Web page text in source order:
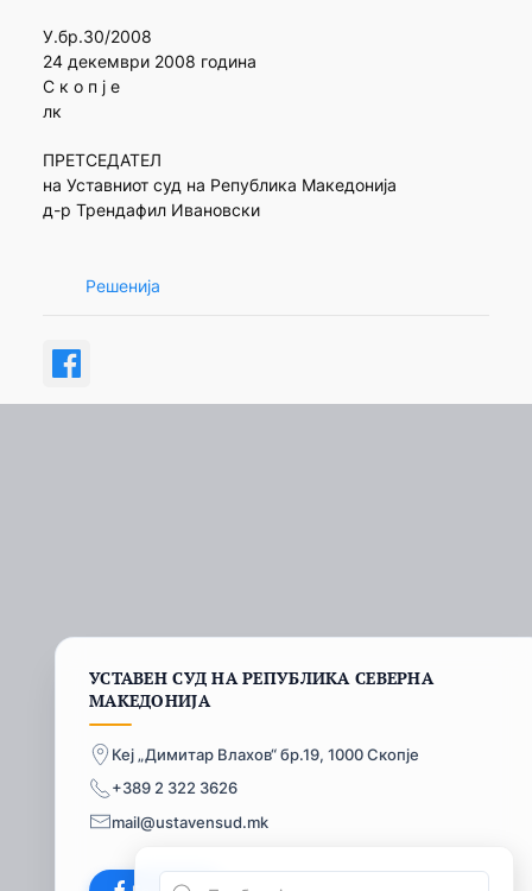
У.бр.30/2008
24 декември 2008 година
С к о п ј е
лк
ПРЕТСЕДАТЕЛ
на Уставниот суд на Република Македонија
д-р Трендафил Ивановски
Решенија
УСТАВЕН СУД НА РЕПУБЛИКА СЕВЕРНА
МАКЕДОНИЈА
Кеј „Димитар Влахов“ бр.19, 1000 Скопје
+389 2 322 3626
mail@ustavensud.mk